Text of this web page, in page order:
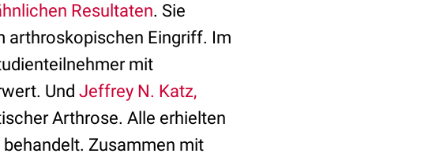
Resultaten. Sie
arthroskopischen Eingriff. Im
mit
Und Jeffrey N. Katz,
Arthrose. Alle erhielten
Zusammen mit